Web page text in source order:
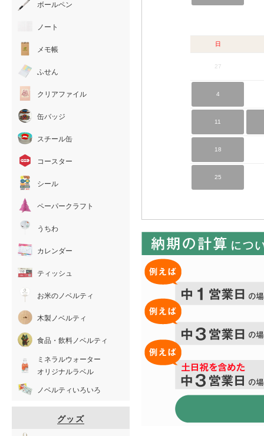
日
27
4
11
18
25
ボールペン
ノート
メモ帳
ふせん
クリアファイル
缶バッジ
スチール缶
コースター
シール
ペーパークラフト
うちわ
カレンダー
ティッシュ
お米のノベルティ
木製ノベルティ
食品・飲料ノベルティ
ミネラルウォーター
オリジナルラベル
ノベルティいろいろ
グッズ